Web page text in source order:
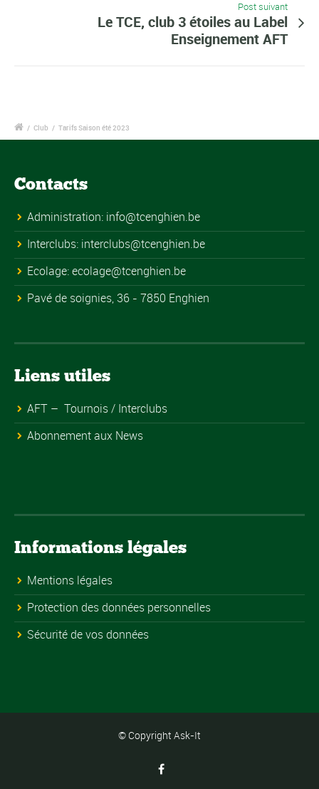
Post suivant
Le TCE, club 3 étoiles au Label
Enseignement AFT
/ Club / Tarifs Saison été 2023
Contacts
Administration: info@tcenghien.be
Interclubs: interclubs@tcenghien.be
Ecolage:ecolage@tcenghien.be
Pavé de soignies, 36 - 7850 Enghien
Liens utiles
AFT – Tournois / Interclubs
Abonnement aux News
Informations légales
Mentions légales
Protection des données personnelles
Sécurité de vos données
© Copyright Ask-It